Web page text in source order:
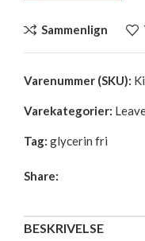
Sammenlign
Varenummer (SKU):
Varekategorier:
Tag: glycerin fri
Share:
BESKRIVELSE